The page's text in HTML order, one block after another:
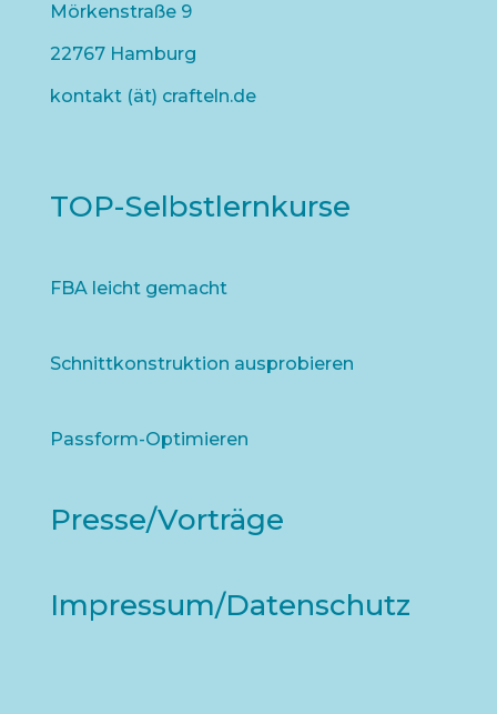
Mörkenstraße 9
22767 Hamburg
kontakt (ät) crafteln.de
TOP-Selbstlernkurse
FBA leicht gemacht
Schnittkonstruktion ausprobieren
Passform-Optimieren
Presse/Vorträge
Impressum/Datenschutz